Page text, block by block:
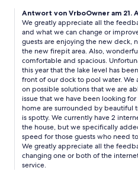
house had more than enough
Antwort von VrboOwner am 21.
We greatly appreciate all the
and what we can change or
guests are enjoying the new deck,
the new firepit area. Also,
comfortable and spacious.
this year that the lake level has
front of our dock to pool water. We
on possible solutions that we are
issue that we have been looking
home are surrounded by beautiful
is spotty. We currently have 2
the house, but we specifically
speed for those guests who need
We greatly appreciate all the
changing one or both of the
service.